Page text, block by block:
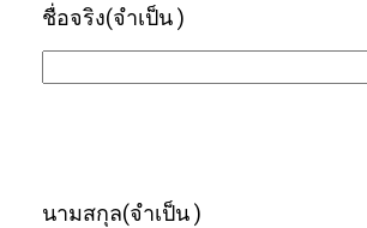
ชื่อจริง(จำเป็น )
นามสกุล(จำเป็น )